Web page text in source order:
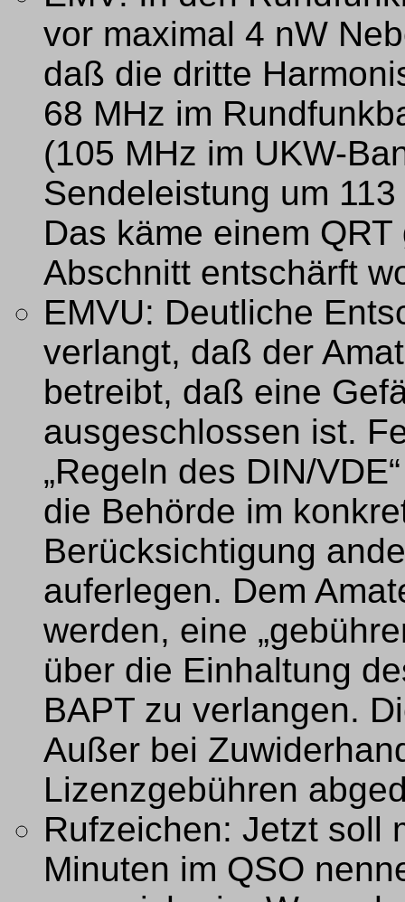
vor maximal 4 nW
daß die dritte
68 MHz im
(105 MHz im UKW-
Sendeleistung um
Das käme einem
Abschnitt entschärft
EMVU: Deutliche
verlangt, daß der
betreibt, daß eine
ausgeschlossen ist.
„Regeln des DIN/
die Behörde im
Berücksichtigung
auferlegen. Dem
werden, eine
über die Einhaltung
BAPT zu verlangen.
Außer bei
Lizenzgebühren
Rufzeichen: Jetzt soll
Minuten im QSO